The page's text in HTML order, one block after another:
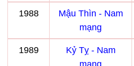
1988
Mậu Thìn - Nam
mạng
1989
Kỷ Tỵ - Nam
mạng